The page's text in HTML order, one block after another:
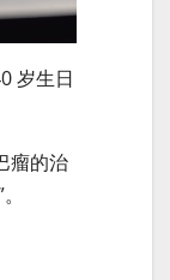
岁生日
瘤的治